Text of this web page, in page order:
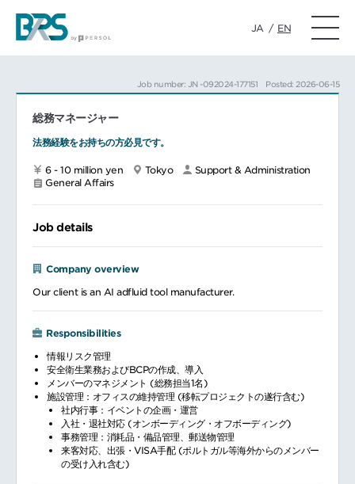
JA / EN
Job number: JN -092024-177151 Posted: 2026-06-15
総務マネージャー
法務経験をお持ちの方必見です。
6 - 10 million yen Tokyo
Support & Administration
General Affairs
Job details
Company overview
Our client is an AI adfluid tool manufacturer.
Responsibilities
情報リスク管理
安全衛生業務およびBCPの作成、導入
メンバーのマネジメント (総務担当1名)
施設管理：オフィスの維持管理 (移転プロジェクトの遂行含む)
社内行事：イベントの企画・運営
入社・退社対応 (オンボーディング・オフボーディング)
事務管理：消耗品・備品管理、郵送物管理
来客対応、出張・VISA手配 (ポルトガル等海外からのメンバー
の受け入れ含む)